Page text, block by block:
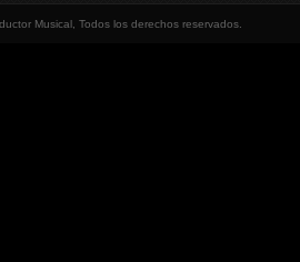
Musical, Todos los derechos reservados.